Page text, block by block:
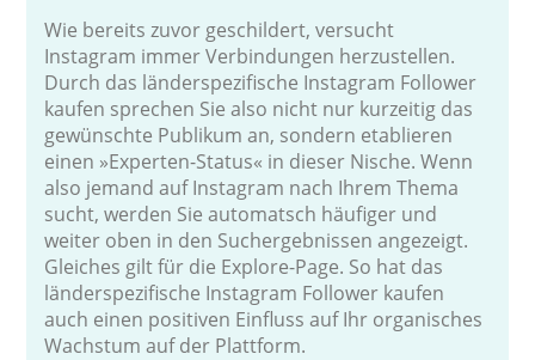
Wie bereits zuvor geschildert, versucht
Instagram immer Verbindungen herzustellen.
Durch das länderspezifische Instagram Follower
kaufen sprechen Sie also nicht nur kurzeitig das
gewünschte Publikum an, sondern etablieren
einen »Experten-Status« in dieser Nische. Wenn
also jemand auf Instagram nach Ihrem Thema
sucht, werden Sie automatsch häufiger und
weiter oben in den Suchergebnissen angezeigt.
Gleiches gilt für die Explore-Page. So hat das
länderspezifische Instagram Follower kaufen
auch einen positiven Einfluss auf Ihr organisches
Wachstum auf der Plattform.